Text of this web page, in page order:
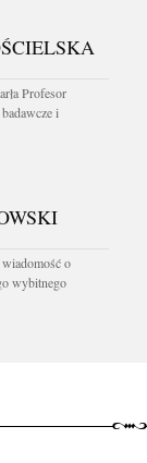
Profesor
i
wiadomość o
wybitnego